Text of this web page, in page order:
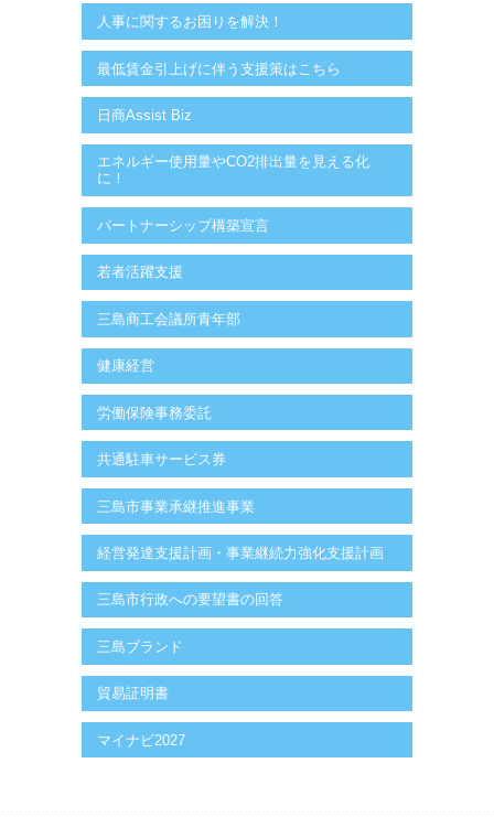
人事に関するお困りを解決！
最低賃金引上げに伴う支援策はこちら
日商Assist Biz
エネルギー使用量やCO2排出量を見える化
に！
パートナーシップ構築宣言
若者活躍支援
三島商工会議所青年部
健康経営
労働保険事務委託
共通駐車サービス券
三島市事業承継推進事業
経営発達支援計画・事業継続力強化支援計画
三島市行政への要望書の回答
三島ブランド
貿易証明書
マイナビ2027